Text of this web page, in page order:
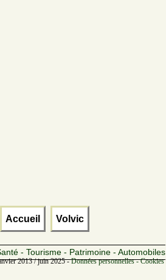
Accueil Volvic
- Tourisme - Patrimoine - Automobiles
2013 / juin 2025 -Données personnelles -